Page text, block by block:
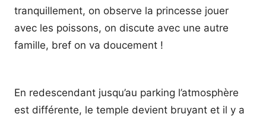
tranquillement, on observe la princesse jouer
avec les poissons, on discute avec une autre
famille, bref on va doucement !
En redescendant jusqu’au parking l’atmosphère
est différente, le temple devient bruyant et il y a